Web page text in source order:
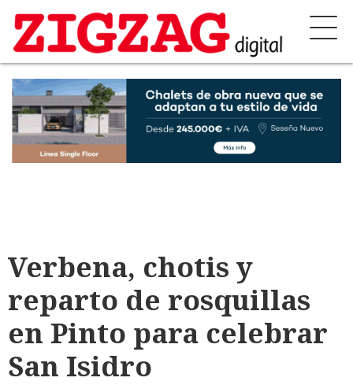
Verbena, chotis y
reparto de rosquillas
en Pinto para celebrar
San Isidro